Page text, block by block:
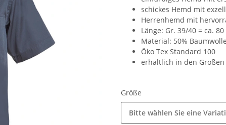
schickes Hemd mit
Herrenhemd mit
Länge: Gr. 39/40 = ca.
Material: 50%
Öko Tex Standard 100
erhältlich in den Größen
Größe
Bitte wählen Sie eine